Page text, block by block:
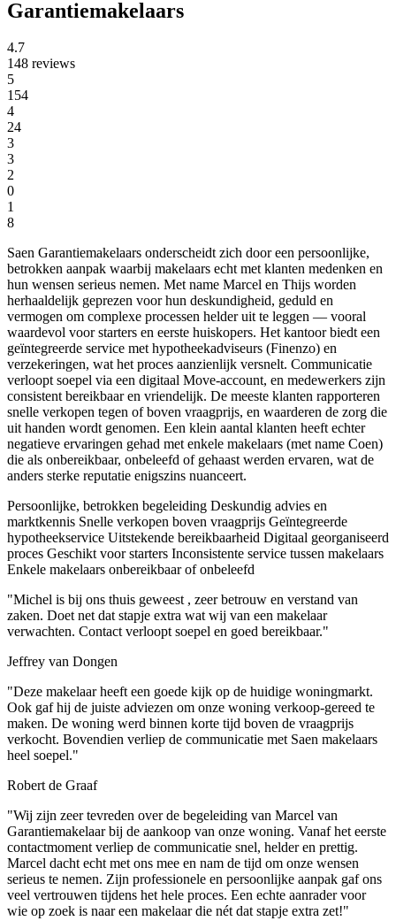
Garantiemakelaars
4.7
148 reviews
5
154
4
24
3
3
2
0
1
8
Saen Garantiemakelaars onderscheidt zich door een persoonlijke,
betrokken aanpak waarbij makelaars echt met klanten medenken en
hun wensen serieus nemen. Met name Marcel en Thijs worden
herhaaldelijk geprezen voor hun deskundigheid, geduld en
vermogen om complexe processen helder uit te leggen — vooral
waardevol voor starters en eerste huiskopers. Het kantoor biedt een
geïntegreerde service met hypotheekadviseurs (Finenzo) en
verzekeringen, wat het proces aanzienlijk versnelt. Communicatie
verloopt soepel via een digitaal Move-account, en medewerkers zijn
consistent bereikbaar en vriendelijk. De meeste klanten rapporteren
snelle verkopen tegen of boven vraagprijs, en waarderen de zorg die
uit handen wordt genomen. Een klein aantal klanten heeft echter
negatieve ervaringen gehad met enkele makelaars (met name Coen)
die als onbereikbaar, onbeleefd of gehaast werden ervaren, wat de
anders sterke reputatie enigszins nuanceert.
Persoonlijke, betrokken begeleiding Deskundig advies en
marktkennis Snelle verkopen boven vraagprijs Geïntegreerde
hypotheekservice Uitstekende bereikbaarheid Digitaal georganiseerd
proces Geschikt voor starters Inconsistente service tussen makelaars
Enkele makelaars onbereikbaar of onbeleefd
"Michel is bij ons thuis geweest , zeer betrouw en verstand van
zaken. Doet net dat stapje extra wat wij van een makelaar
verwachten. Contact verloopt soepel en goed bereikbaar."
Jeffrey van Dongen
"Deze makelaar heeft een goede kijk op de huidige woningmarkt.
Ook gaf hij de juiste adviezen om onze woning verkoop-gereed te
maken. De woning werd binnen korte tijd boven de vraagprijs
verkocht. Bovendien verliep de communicatie met Saen makelaars
heel soepel."
Robert de Graaf
"Wij zijn zeer tevreden over de begeleiding van Marcel van
Garantiemakelaar bij de aankoop van onze woning. Vanaf het eerste
contactmoment verliep de communicatie snel, helder en prettig.
Marcel dacht echt met ons mee en nam de tijd om onze wensen
serieus te nemen. Zijn professionele en persoonlijke aanpak gaf ons
veel vertrouwen tijdens het hele proces. Een echte aanrader voor
wie op zoek is naar een makelaar die nét dat stapje extra zet!"